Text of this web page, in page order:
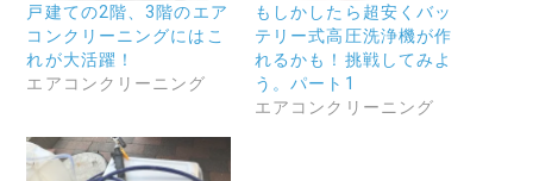
戸建ての2階、3階のエア
コンクリーニングにはこ
れが大活躍！
エアコンクリーニング
もしかしたら超安くバッ
テリー式高圧洗浄機が作
れるかも！挑戦してみよ
う。パート1
エアコンクリーニング